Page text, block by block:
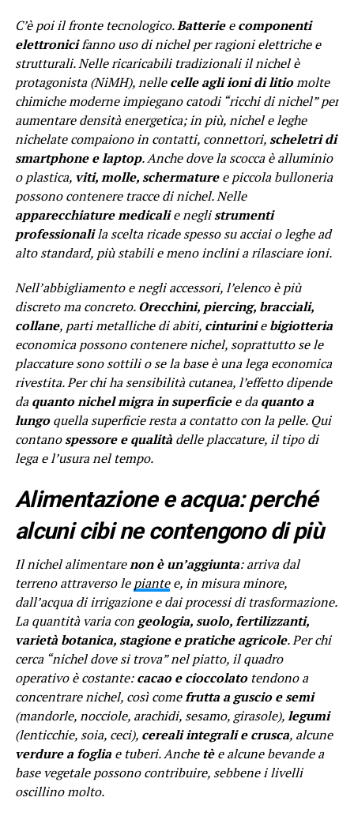
C’è poi il fronte tecnologico.Batterieecomponenti
elettronicifanno uso di nichel per ragioni elettriche e
strutturali. Nelle ricaricabili tradizionali il nichel è
protagonista (NiMH), nellecelle agli ioni di litiomolte
chimiche moderne impiegano catodi “ricchi di nichel” per
aumentare densità energetica; in più, nichel e leghe
nichelate compaiono in contatti, connettori,scheletri di
smartphone e laptop. Anche dove la scocca è alluminio
o plastica, viti, molle, schermaturee piccola bulloneria
possono contenere tracce di nichel. Nelle
apparecchiature medicalie neglistrumenti
professionalila scelta ricade spesso su acciai o leghe ad
alto standard, più stabili e meno inclini a rilasciare ioni.
Nell’abbigliamento e negli accessori, l’elenco è più
discreto ma concreto.Orecchini, piercing, bracciali,
collane, parti metalliche di abiti, cinturiniebigiotteria
economica possono contenere nichel, soprattutto se le
placcature sono sottili o se la base è una lega economica
rivestita. Per chi ha sensibilità cutanea, l’effetto dipende
daquanto nichel migra in superficiee daquanto a
lungoquella superficie resta a contatto con la pelle. Qui
contanospessore e qualitàdelle placcature, il tipo di
lega e l’usura nel tempo.
Alimentazione e acqua: perché
alcuni cibi ne contengono di più
Il nichel alimentarenon è un’aggiunta: arriva dal
terreno attraverso lepiantee, in misura minore,
dall’acqua di irrigazione e dai processi di trasformazione.
La quantità varia con geologia, suolo, fertilizzanti,
varietà botanica, stagione e pratiche agricole. Per chi
cerca “nichel dove si trova” nel piatto, il quadro
operativo è costante:cacao e cioccolatotendono a
concentrare nichel, così comefrutta a guscio e semi
(mandorle, nocciole, arachidi, sesamo, girasole),legumi
(lenticchie, soia, ceci), cereali integrali e crusca, alcune
verdure a fogliae tuberi. Anchetèe alcune bevande a
base vegetale possono contribuire, sebbene i livelli
oscillino molto.